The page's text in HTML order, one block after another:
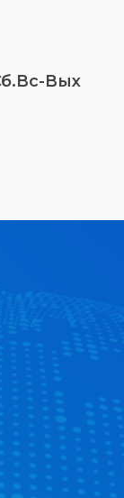
2
| Сб.Вс-Вых